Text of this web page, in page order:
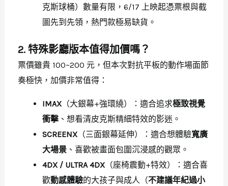
克斯球桶）數量有限，6/17 上映起憑票根與截
圖先到先領，熱門款極易缺貨。
2. 特殊影廳版本值得加價嗎？
票價雖貴 100~200 元，但本次對抗平板的動作場面節
奏極快，加價非常值得：
IMAX（大銀幕+強環繞）：適合追求極致視覺
衝擊、想看清皮克斯精細特效的影迷。
SCREENX（三面銀幕延伸）：適合想體驗寬廣
大場景、喜歡被畫面包圍沉浸感的觀眾。
4DX / ULTRA 4DX（座椅震動+特效）：適合喜
歡動感體驗的大孩子與成人（不建議年紀過小